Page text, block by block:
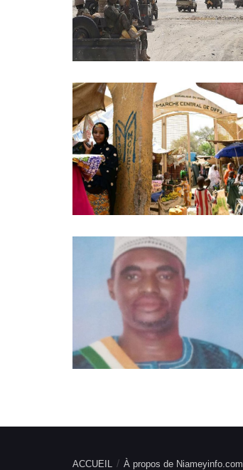
ACCUEIL À propos de Niameyinfo.com